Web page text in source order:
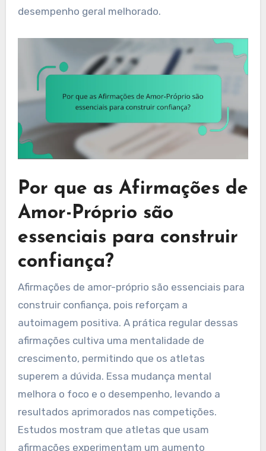
desempenho geral melhorado.
Por que as Afirmações de
Amor-Próprio são
essenciais para construir
confiança?
Afirmações de amor-próprio são essenciais para
construir confiança, pois reforçam a
autoimagem positiva. A prática regular dessas
afirmações cultiva uma mentalidade de
crescimento, permitindo que os atletas
superem a dúvida. Essa mudança mental
melhora o foco e o desempenho, levando a
resultados aprimorados nas competições.
Estudos mostram que atletas que usam
afirmações experimentam um aumento